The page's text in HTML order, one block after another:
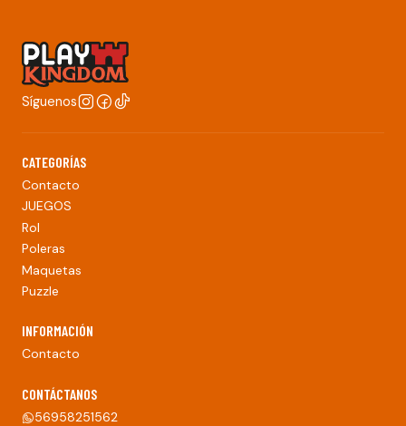
Síguenos
CATEGORÍAS
Contacto
JUEGOS
Rol
Poleras
Maquetas
Puzzle
INFORMACIÓN
Contacto
CONTÁCTANOS
56958251562